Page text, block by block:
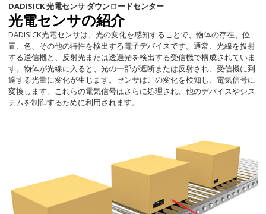
DADISICK 光電センサ ダウンロードセンター
光電センサの紹介
DADISICK光電センサは、光の変化を感知することで、物体の存在、位
置、色、その他の特性を検出する電子デバイスです。通常、光線を投射
する送信機と、反射光または透過光を検出する受信機で構成されていま
す。物体が光線に入ると、光の一部が遮断または反射され、受信機に到
達する光量に変化が生じます。センサはこの変化を検知し、電気信号に
変換します。これらの電気信号はさらに処理され、他のデバイスやシス
テムを制御するために利用されます。